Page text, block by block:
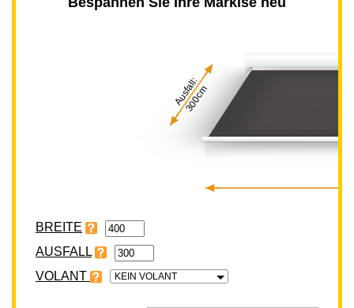
Ausfall:
300cm
BREITE
VOLANT KEIN VOLANT